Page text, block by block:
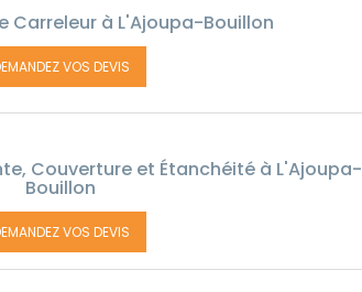
Carreleur à L'Ajoupa-Bouillon
VOS DEVIS
Couverture et Étanchéité à L'Ajoupa-
Bouillon
VOS DEVIS